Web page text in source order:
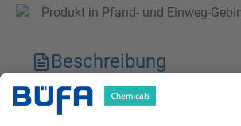
Produkt in Pfand- und Einweg-
Beschreibung
Technische Merkmale